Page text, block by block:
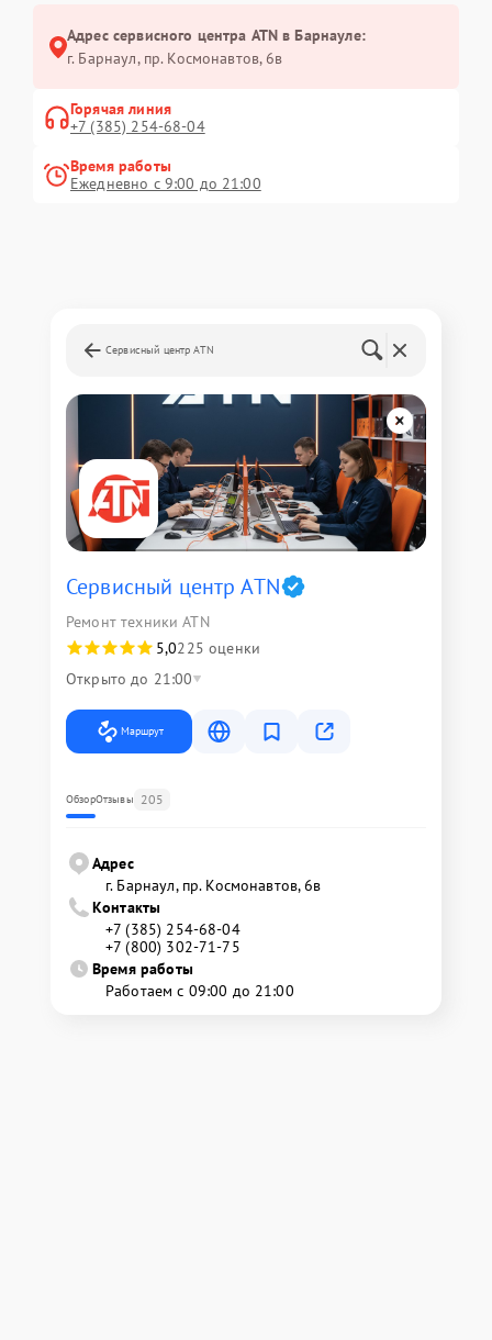
Адрес сервисного центра ATN в Барнауле:
г. Барнаул, ​пр. Космонавтов, 6в
Горячая линия
+7 (385) 254-68-04
Время работы
Ежедневно с 9:00 до 21:00
Сервисный центр ATN
Сервисный центр ATN
Ремонт техники ATN
5,0225 оценки
Открыто до 21:00
Маршрут
ОбзорОтзывы 205
Адрес
г. Барнаул, ​пр. Космонавтов, 6в
Контакты
+7 (385) 254-68-04
+7 (800) 302-71-75
Время работы
Работаем с 09:00 до 21:00